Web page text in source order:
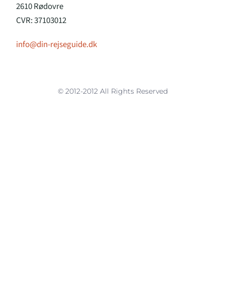
2610 Rødovre
CVR: 37103012
info@din-rejseguide.dk
© 2012-2012 All Rights Reserved